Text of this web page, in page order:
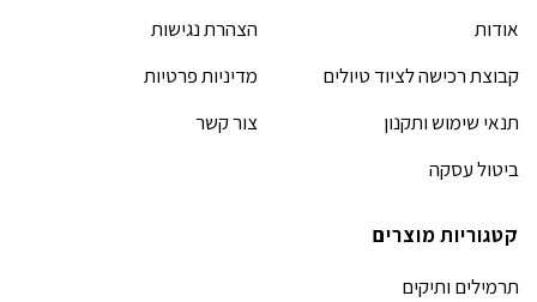
אודות
קבוצת רכישה לציוד טיולים
תנאי שימוש ותקנון
ביטול עסקה
הצהרת נגישות
מדיניות פרטיות
צור קשר
קטגוריות מוצרים
תרמילים ותיקים